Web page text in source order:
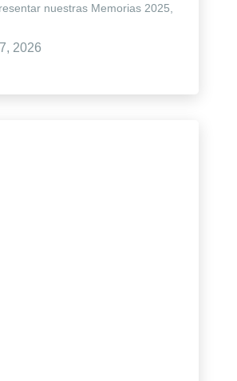
nuestras Memorias 2025,
2026